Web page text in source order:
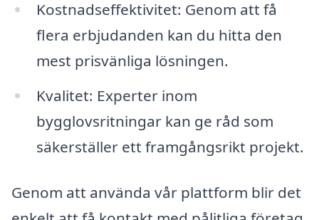
Kostnadseffektivitet: Genom att få
flera erbjudanden kan du hitta den
mest prisvänliga lösningen.
Kvalitet: Experter inom
bygglovsritningar kan ge råd som
säkerställer ett framgångsrikt projekt.
Genom att använda vår plattform blir det